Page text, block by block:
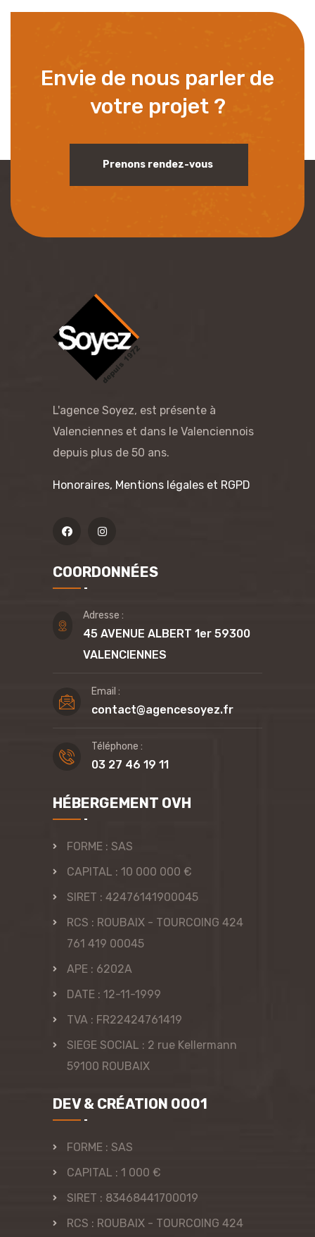
Envie de nous parler de
votre projet ?
Prenons rendez-vous
L'agence Soyez, est présente à
Valenciennes et dans le Valenciennois
depuis plus de 50 ans.
Honoraires, Mentions légales et RGPD
COORDONNÉES
Adresse :
45 AVENUE ALBERT 1er 59300
VALENCIENNES
Email :
contact@agencesoyez.fr
Téléphone :
03 27 46 19 11
HÉBERGEMENT OVH
FORME : SAS
CAPITAL : 10 000 000 €
SIRET : 42476141900045
RCS : ROUBAIX - TOURCOING 424
761 419 00045
APE : 6202A
DATE : 12-11-1999
TVA : FR22424761419
SIEGE SOCIAL : 2 rue Kellermann
59100 ROUBAIX
DEV & CRÉATION 0001
FORME : SAS
CAPITAL : 1 000 €
SIRET : 83468441700019
RCS : ROUBAIX - TOURCOING 424